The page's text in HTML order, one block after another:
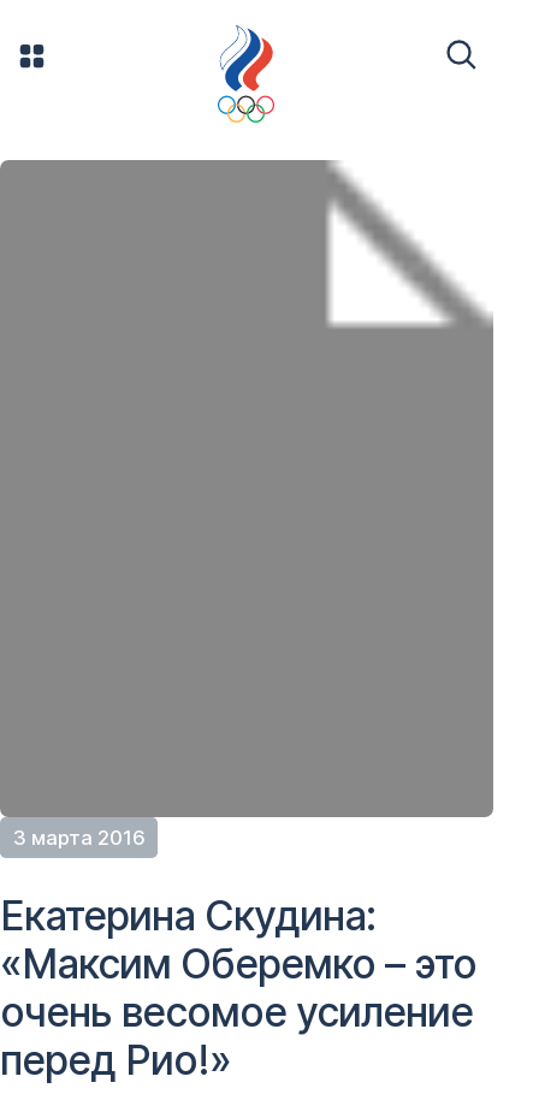
3 марта 2016
Екатерина Скудина:
«Максим Оберемко – это
очень весомое усиление
перед Рио!»